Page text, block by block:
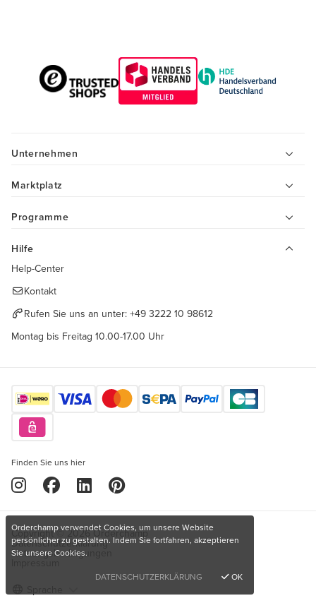
Unternehmen
Marktplatz
Programme
Hilfe
Help-Center
Kontakt
Rufen Sie uns an unter: +49 3222 10 98612
Montag bis Freitag 10.00-17.00 Uhr
Finden Sie uns hier
Copyright © 2026 Orderchamp
Datenschutzerklärung
Nutzungsbedingungen
Orderchamp verwendet Cookies, um unsere Website
persönlicher zu gestalten. Indem Sie fortfahren, akzeptieren
Sie unsere Cookies.
DATENSCHUTZERKLÄRUNG
OK